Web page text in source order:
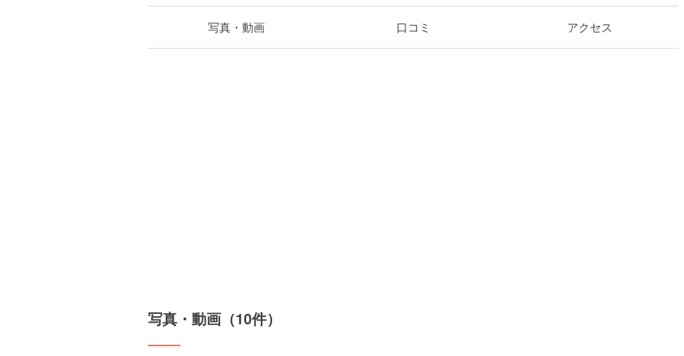
写真・動画 口コミ アクセス
写真・動画（10件）